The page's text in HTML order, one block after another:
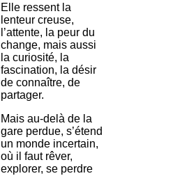
Elle ressent la
lenteur creuse,
l’attente, la peur du
change, mais aussi
la curiosité, la
fascination, la désir
de connaître, de
partager.
Mais au-delà de la
gare perdue, s’étend
un monde incertain,
où il faut rêver,
explorer, se perdre